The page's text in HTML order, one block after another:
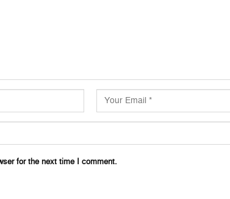
for the next time I comment.